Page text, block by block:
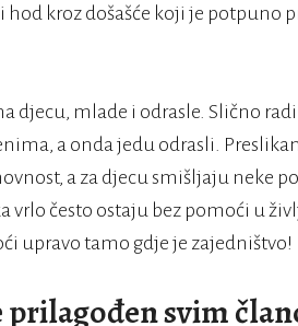
kroz došašće koji je potpuno
djecu, mlade i odrasle. Slično
a onda jedu odrasli.
a za djecu smišljaju neke
vrlo često ostaju bez pomoći u
upravo tamo gdje je zajedništvo!
prilagođen svim